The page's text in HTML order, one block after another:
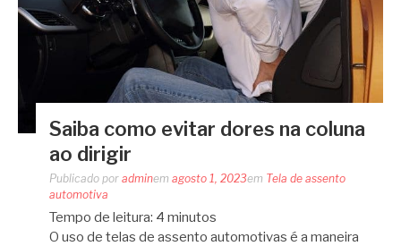
Saiba como evitar dores na coluna
ao dirigir
Publicado por adminem agosto 1, 2023em Tela de assento
automotiva
Tempo de leitura: 4 minutos
O uso de telas de assento automotivas é a maneira